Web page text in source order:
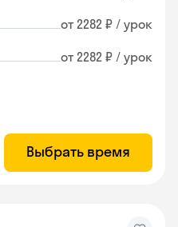
от 2282 ₽ / урок
от 2282 ₽ / урок
Выбрать время